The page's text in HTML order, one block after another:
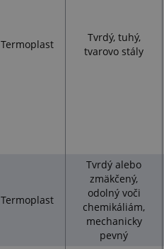
Termoplast
Tvrdý, tuhý,
tvarovo stály
Termoplast
Tvrdý alebo
zmäkčený,
odolný voči
chemikáliám,
mechanicky
pevný